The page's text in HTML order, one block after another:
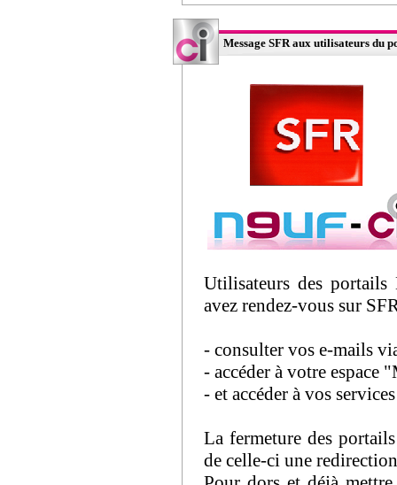
Message SFR aux utilisateurs du
Utilisateurs des
avez rendez-vous sur
- consulter vos e-mails
- accéder à votre espace
- et accéder à vos
La fermeture des
de celle-ci une